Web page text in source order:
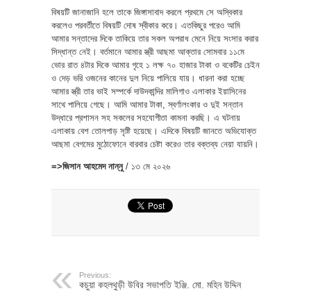
বিষয়টি জানাজানি হলে তাকে জিঙ্গাসাবাদ করলে প্রথমে সে অস্বিকার
করলেও পরবর্তীতে বিষয়টি দোষ স্বীকার করে। এতকিছুর পরেও আমি
আমার সন্তাদের দিকে তাকিয়ে তার সকল অপরাধ মেনে নিয়ে সংসার করার
সিদ্ধান্ত নেই। বর্তমানে আমার স্ত্রী আছমা আক্তার সোমবার ১১মে
ভোর রাত ৪টার দিকে আমার গৃহে ১ লক্ষ ৭০ হাজার টাকা ও বকেটির চেইন
ও দেড় ভরি ওজনের কানের দুল নিয়ে পালিয়ে যায়। ধারনা করা হচ্ছে
আমার স্ত্রী তার ভাই সম্পর্কে দাউদকান্দির মালিগাও এলাকার ইয়াসিনের
সাথে পালিয়ে গেছে। আমি আমার টাকা, স্বর্ণালংকার ও দুই সন্তান
উদ্ধারে প্রশাসন সহ সকলের সহযোগীতা কামনা করছি। এ ঘটনায়
এলাকায় বেশ তোলপাড় সৃষ্টি হয়েছে। এদিকে বিষয়টি জানতে অভিযোক্ত
আছমা বেগমের মুঠোফোনে বারবার চেষ্টা করেও তার বক্তব্য নেয়া যায়নি।
=>জিসান আহমেদ নান্নু/ ১৩ মে ২০২৬
Previous:
কচুয়া কহলথুড়ী উবির সভাপতি ইঞ্জি. মো. মহিন উদ্দিন